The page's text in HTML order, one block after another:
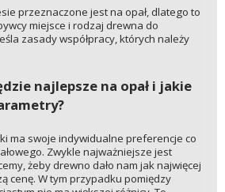
przeznaczone jest na opał, dlatego to
miejsce i rodzaj drewna do
zasady współpracy, których należy
najlepsze na opał i jakie
ma swoje indywidualne preferencje co
Zwykle najważniejsze jest
żeby drewno dało nam jak najwięcej
cenę. W tym przypadku pomiędzy